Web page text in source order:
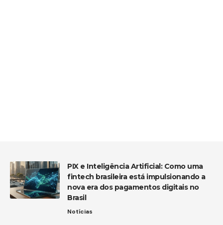
PIX e Inteligência Artificial: Como uma
fintech brasileira está impulsionando a
nova era dos pagamentos digitais no
Brasil
Notícias